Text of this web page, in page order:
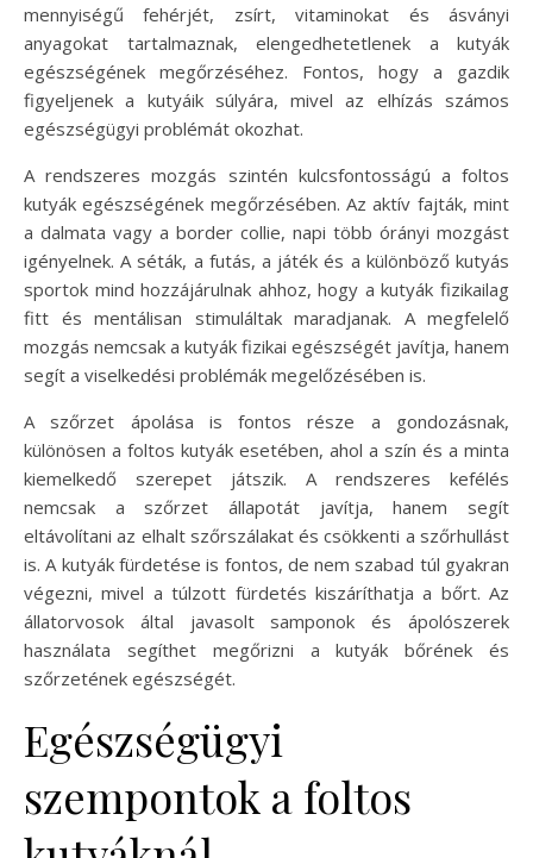
mennyiségű fehérjét, zsírt, vitaminokat és ásványi
anyagokat tartalmaznak, elengedhetetlenek a kutyák
egészségének megőrzéséhez. Fontos, hogy a gazdik
figyeljenek a kutyáik súlyára, mivel az elhízás számos
egészségügyi problémát okozhat.
A rendszeres mozgás szintén kulcsfontosságú a foltos
kutyák egészségének megőrzésében. Az aktív fajták, mint
a dalmata vagy a border collie, napi több órányi mozgást
igényelnek. A séták, a futás, a játék és a különböző kutyás
sportok mind hozzájárulnak ahhoz, hogy a kutyák fizikailag
fitt és mentálisan stimuláltak maradjanak. A megfelelő
mozgás nemcsak a kutyák fizikai egészségét javítja, hanem
segít a viselkedési problémák megelőzésében is.
A szőrzet ápolása is fontos része a gondozásnak,
különösen a foltos kutyák esetében, ahol a szín és a minta
kiemelkedő szerepet játszik. A rendszeres kefélés
nemcsak a szőrzet állapotát javítja, hanem segít
eltávolítani az elhalt szőrszálakat és csökkenti a szőrhullást
is. A kutyák fürdetése is fontos, de nem szabad túl gyakran
végezni, mivel a túlzott fürdetés kiszáríthatja a bőrt. Az
állatorvosok által javasolt samponok és ápolószerek
használata segíthet megőrizni a kutyák bőrének és
szőrzetének egészségét.
Egészségügyi
szempontok a foltos